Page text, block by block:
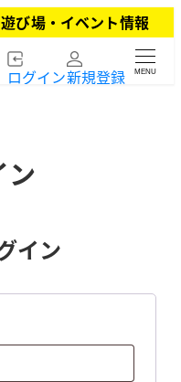
び場・イベント情報
ログイン新規登録 MENU
ン
イン